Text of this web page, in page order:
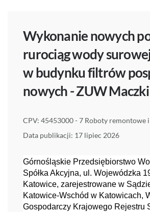
Wykonanie nowych
rurociąg wody
w budynku filtrów
nowych - ZUW Maczki
CPV: 45453000 - 7 Roboty remontowe
Data publikacji: 17 lipiec 2026
Górnośląskie Przedsiębiorstwo
Spółka Akcyjna, ul. Wojewódzka
Katowice, zarejestrowane w
Katowice-Wschód w Katowicach,
Gospodarczy Krajowego Rejestru